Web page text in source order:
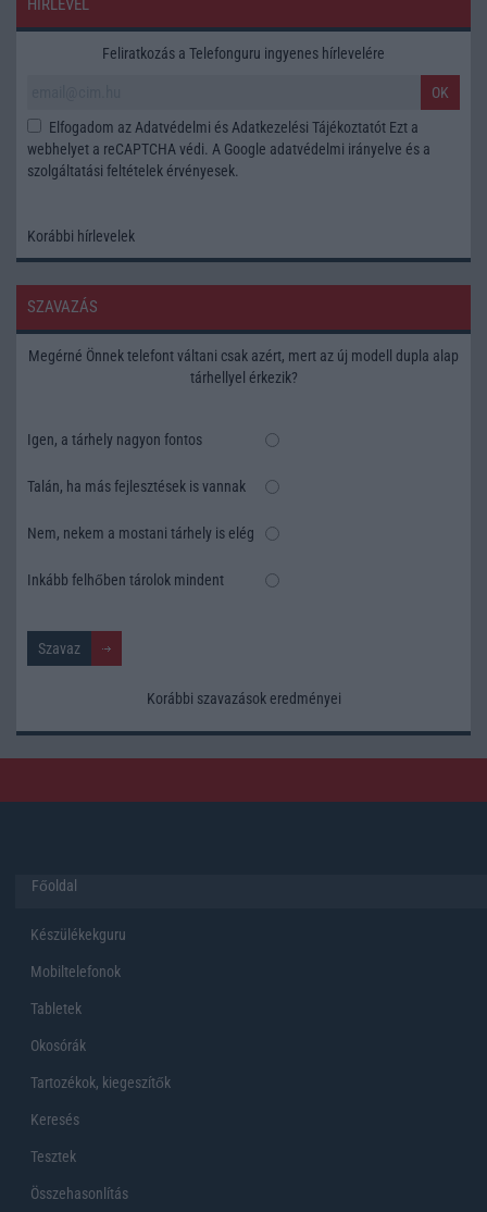
Feliratkozás a Telefonguru ingyenes hírlevelére
OK
Elfogadom az Adatvédelmi és Adatkezelési Tájékoztatót Ezt a
webhelyet a reCAPTCHA védi. A Google adatvédelmi irányelve és a
szolgáltatási feltételek érvényesek.
Korábbi hírlevelek
SZAVAZÁS
Megérné Önnek telefont váltani csak azért, mert az új modell dupla alap
tárhellyel érkezik?
Igen, a tárhely nagyon fontos
Talán, ha más fejlesztések is vannak
Nem, nekem a mostani tárhely is elég
Inkább felhőben tárolok mindent
Korábbi szavazások eredményei
Főoldal
Készülékekguru
Mobiltelefonok
Tabletek
Okosórák
Tartozékok, kiegeszítők
Keresés
Tesztek
Összehasonlítás